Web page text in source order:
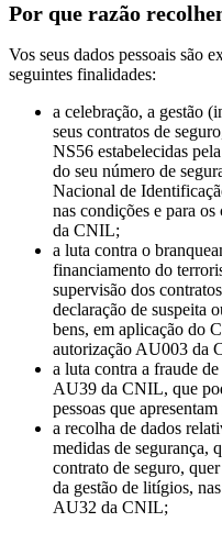
Por que razão
Vos seus dados pessoais são
seguintes finalidades:
a celebração, a gestão
seus contratos de
NS56 estabelecidas
do seu número de
Nacional de
nas condições e para
da CNIL;
a luta contra o
financiamento do
supervisão dos
declaração de suspeita
bens, em aplicação do
autorização AU003 da
a luta contra a fraude
AU39 da CNIL, que
pessoas que
a recolha de dados
medidas de segurança,
contrato de seguro,
da gestão de litígios,
AU32 da CNIL;